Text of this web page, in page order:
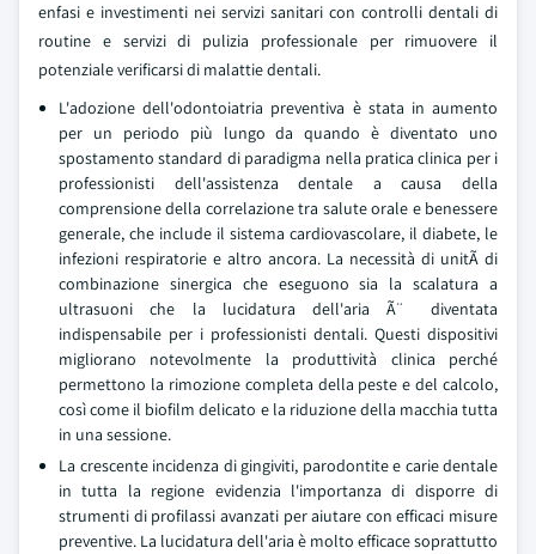
enfasi e investimenti nei servizi sanitari con controlli dentali di
routine e servizi di pulizia professionale per rimuovere il
potenziale verificarsi di malattie dentali.
L'adozione dell'odontoiatria preventiva è stata in aumento
per un periodo più lungo da quando è diventato uno
spostamento standard di paradigma nella pratica clinica per i
professionisti dell'assistenza dentale a causa della
comprensione della correlazione tra salute orale e benessere
generale, che include il sistema cardiovascolare, il diabete, le
infezioni respiratorie e altro ancora. La necessità di unitÃ di
combinazione sinergica che eseguono sia la scalatura a
ultrasuoni che la lucidatura dell'aria Ã ̈ diventata
indispensabile per i professionisti dentali. Questi dispositivi
migliorano notevolmente la produttività clinica perché
permettono la rimozione completa della peste e del calcolo,
così come il biofilm delicato e la riduzione della macchia tutta
in una sessione.
La crescente incidenza di gingiviti, parodontite e carie dentale
in tutta la regione evidenzia l'importanza di disporre di
strumenti di profilassi avanzati per aiutare con efficaci misure
preventive. La lucidatura dell'aria è molto efficace soprattutto